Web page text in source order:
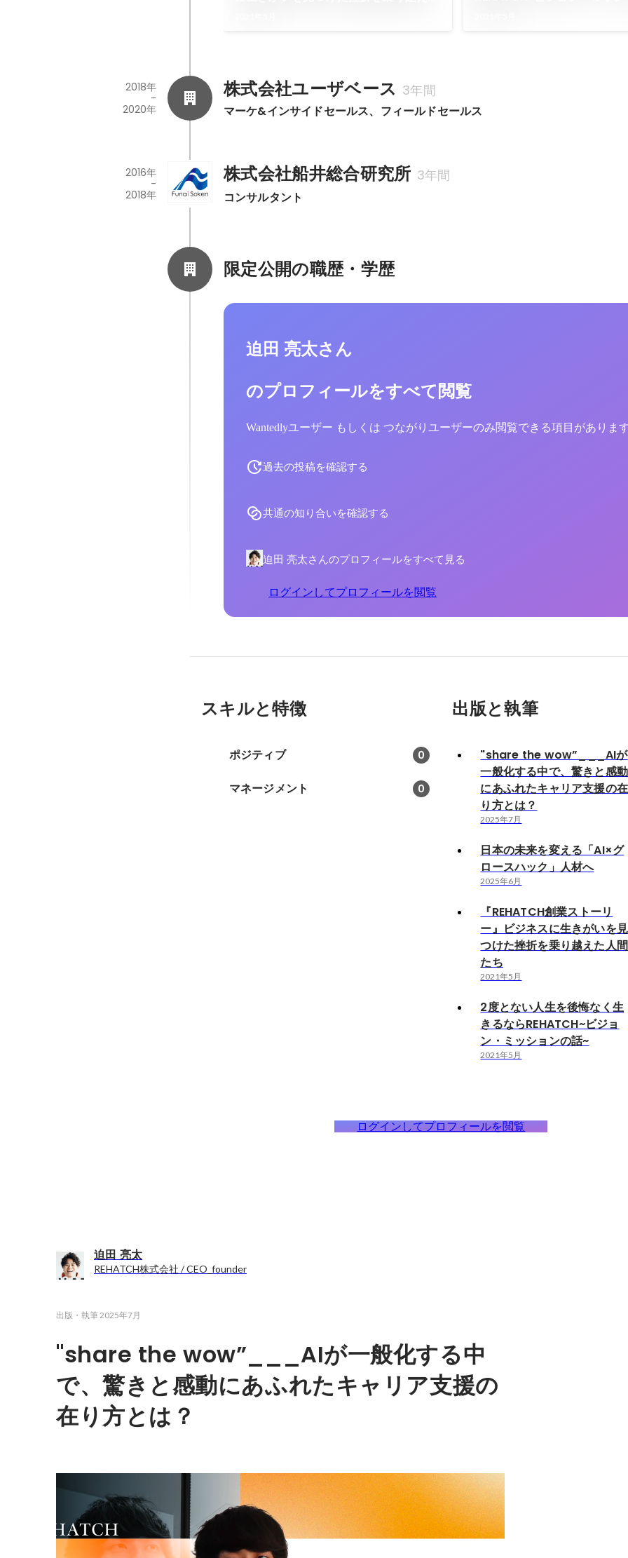
株式会社ユーザベース 3年間
マーケ&インサイドセールス、フィールドセールス
2018年
-
2020年
株式会社船井総合研究所 3年間
コンサルタント
2016年
-
2018年
限定公開の職歴・学歴
迫田 亮太さん
のプロフィールをすべて閲覧
Wantedlyユーザー もしくは つながりユーザーのみ閲覧できる項目がありま
過去の投稿を確認する
共通の知り合いを確認する
迫田 亮太さんのプロフィールをすべて見る
ログインしてプロフィールを閲覧
スキルと特徴
ポジティブ 0
マネージメント 0
出版と執筆
"share the wow”___AIが
一般化する中で、驚きと感動
にあふれたキャリア支援の在
り方とは？
2025年7月
日本の未来を変える「AI×グ
ロースハック」人材へ
2025年6月
『REHATCH創業ストーリ
ー』ビジネスに生きがいを見
つけた挫折を乗り越えた人間
たち
2021年5月
2度とない人生を後悔なく生
きるならREHATCH~ビジョ
ン・ミッションの話~
2021年5月
ログインしてプロフィールを閲覧
迫田 亮太
REHATCH株式会社 / CEO_founder
出版・執筆 2025年7月
"share the wow”___AIが一般化する中
で、驚きと感動にあふれたキャリア支援の
在り方とは？